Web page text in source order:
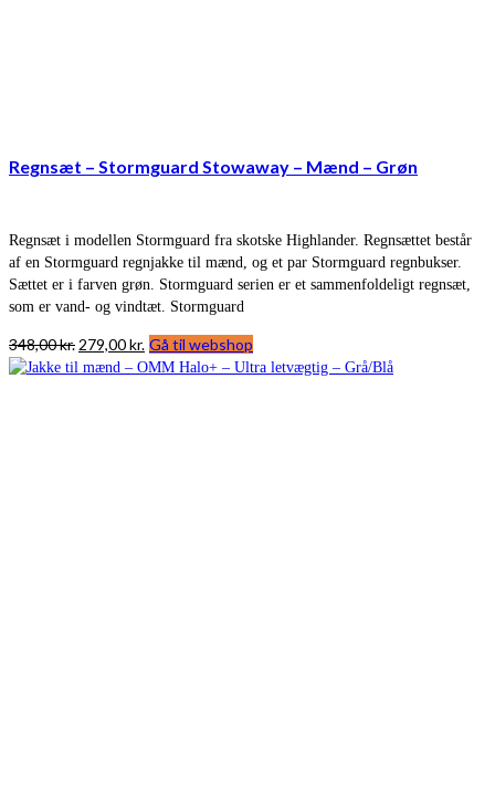
Regnsæt – Stormguard Stowaway – Mænd – Grøn
Regnsæt i modellen Stormguard fra skotske Highlander. Regnsættet består
af en Stormguard regnjakke til mænd, og et par Stormguard regnbukser.
Sættet er i farven grøn. Stormguard serien er et sammenfoldeligt regnsæt,
som er vand- og vindtæt. Stormguard
348,00kr. Den
oprindelige
279,00kr. Den
aktuelle
Gå til webshop